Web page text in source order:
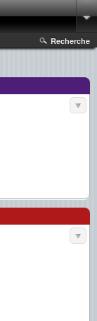
Recherche